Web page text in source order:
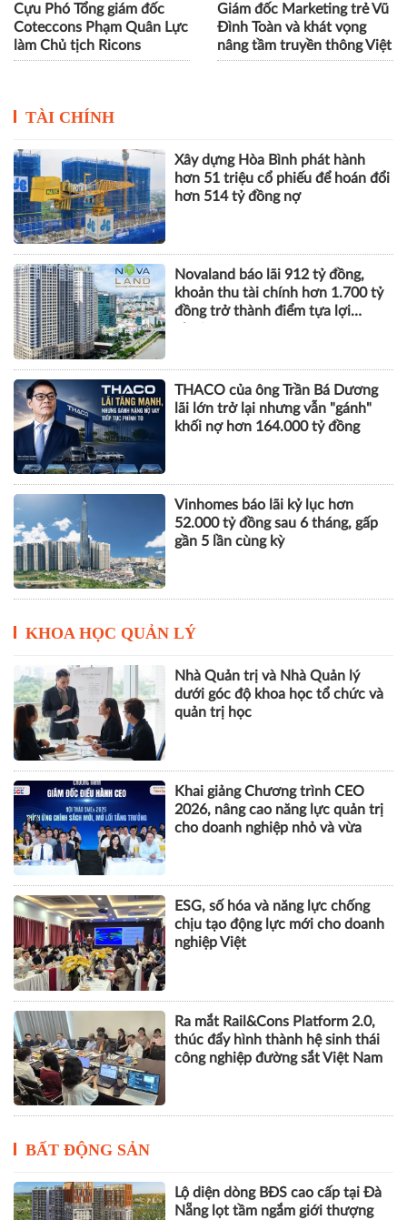
Cựu Phó Tổng giám đốc
Coteccons Phạm Quân Lực
làm Chủ tịch Ricons
Giám đốc Marketing trẻ Vũ
Đình Toàn và khát vọng
nâng tầm truyền thông Việt
TÀI CHÍNH
Xây dựng Hòa Bình phát hành
hơn 51 triệu cổ phiếu để hoán đổi
hơn 514 tỷ đồng nợ
Novaland báo lãi 912 tỷ đồng,
khoản thu tài chính hơn 1.700 tỷ
đồng trở thành điểm tựa lợi
THACO của ông Trần Bá Dương
lãi lớn trở lại nhưng vẫn "gánh"
khối nợ hơn 164.000 tỷ đồng
Vinhomes báo lãi kỷ lục hơn
52.000 tỷ đồng sau 6 tháng, gấp
gần 5 lần cùng kỳ
KHOA HỌC QUẢN LÝ
Nhà Quản trị và Nhà Quản lý
dưới góc độ khoa học tổ chức và
quản trị học
Khai giảng Chương trình CEO
2026, nâng cao năng lực quản trị
cho doanh nghiệp nhỏ và vừa
ESG, số hóa và năng lực chống
chịu tạo động lực mới cho doanh
nghiệp Việt
Ra mắt Rail&Cons Platform 2.0,
thúc đẩy hình thành hệ sinh thái
công nghiệp đường sắt Việt Nam
BẤT ĐỘNG SẢN
Lộ diện dòng BĐS cao cấp tại Đà
Nẵng lọt tầm ngắm giới thượng